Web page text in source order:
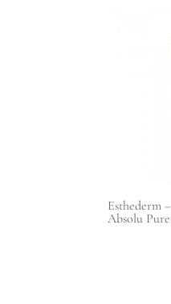
Esthederm
Absolu